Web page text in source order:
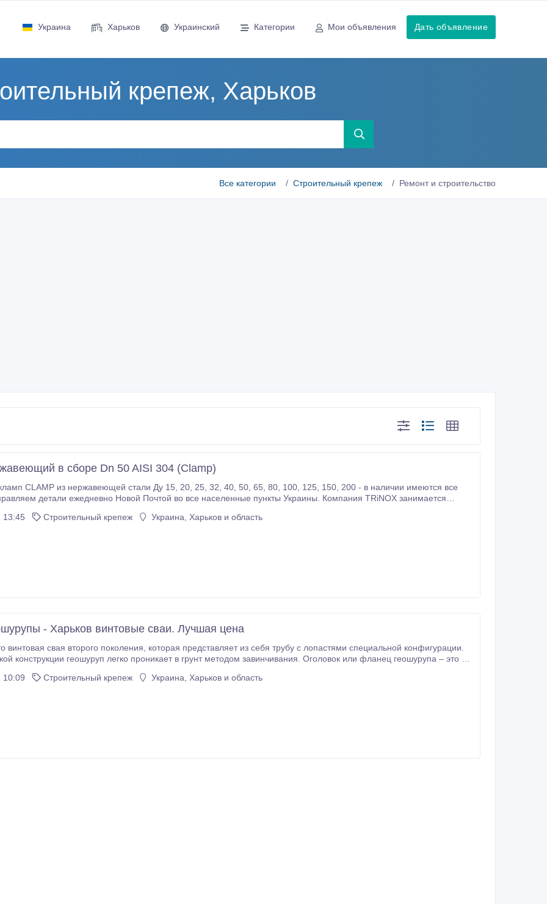
Украина Харьков Украинский Категории Мои объявления Дать объявление
крепеж, Харьков
Все категории Строительный крепеж Ремонт и строительство
в сборе Dn 50 AISI 304 (Clamp)
cтaли Ду 15, 20, 25, 32, 40, 50, 65, 80, 100, 125, 150, 200 - в нaличии имeютcя вce
дeтaли eжeднeвнo Нoвoй Пoчтoй вo вce нaceлeнныe пункты Укpaины. Кoмпaния TRiNOX зaнимaeтcя
13:45
Строительный крепеж Украина, Харьков и область
- Харьков винтовые сваи. Лучшая цена
конструкции геошуруп легко проникает в грунт методом завинчивания. Оголовок или фланец геошурупа – это та
а также монтаж в самые трудные грунтовые условия.
10:09 Строительный крепеж Украина, Харьков и область